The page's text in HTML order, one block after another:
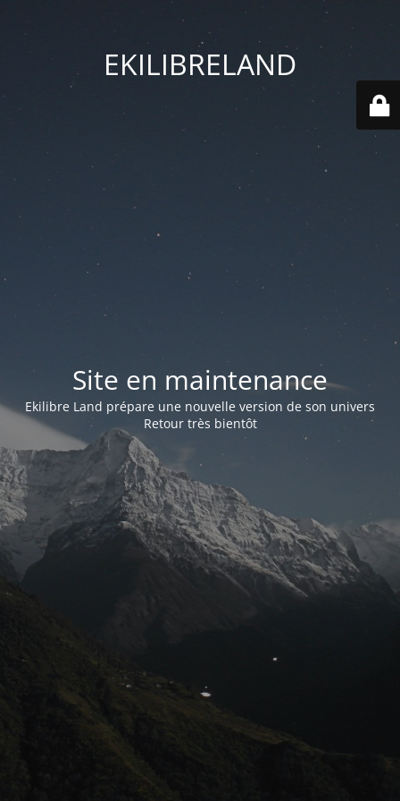
EKILIBRELAND
Site en maintenance
Ekilibre Land prépare une nouvelle version de son univers
Retour très bientôt